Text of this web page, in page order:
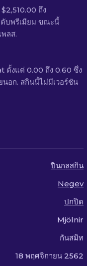
ถึง
บพรีเมียม ขณะนี้
ลส.
ตั้งแต่ 0.00 ถึง 0.60 ซึ่ง
อก. สกินนี้ไม่มีเวอร์ชัน
ปืนกลสกิน
Negev
ปกปิด
Mjölnir
กันสมิท
18 พฤศจิกายน 2562